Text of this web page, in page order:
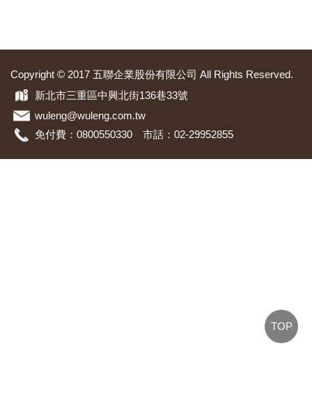
Copyright © 2017 五聯企業股份有限公司 All Rights Reserved.
新北市三重區中興北街136巷33號
wuleng@wuleng.com.tw
免付費：0800550330 市話：02-29952855
TOP